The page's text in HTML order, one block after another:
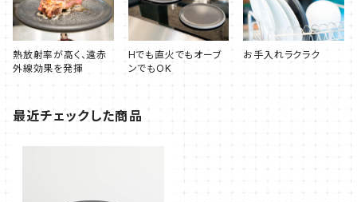
熱放射率が高く、遠赤
外線効果を発揮
Hでも直火でもオーブ
ンでもOK
お手入れラクラク
最近チェックした商品